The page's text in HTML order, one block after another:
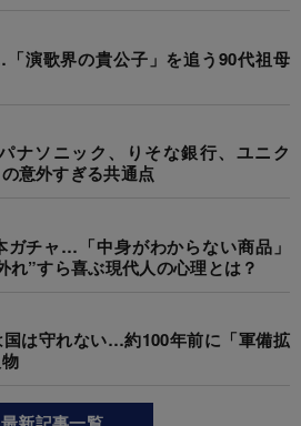
演歌界の貴公子」を追う90代祖母
ナソニック、りそな銀行、ユニク
意外すぎる共通点
チャ…「中身がわからない商品」
れ”すら喜ぶ現代人の心理とは？
は守れない…約100年前に「軍備拡